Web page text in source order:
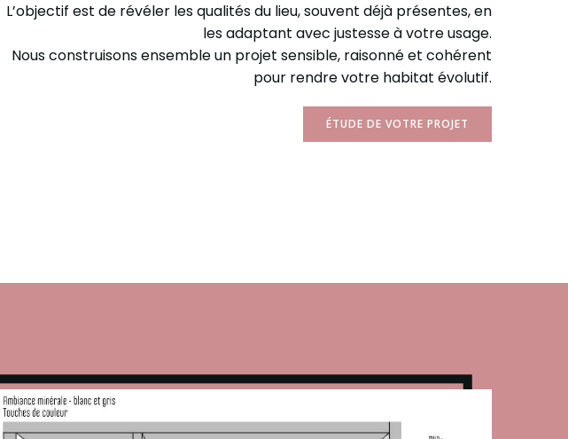
L’objectif est de révéler les qualités du lieu, souvent déjà présentes, en
les adaptant avec justesse à votre usage.
Nous construisons ensemble un projet sensible, raisonné et cohérent
pour rendre votre habitat évolutif.
ÉTUDE DE VOTRE PROJET